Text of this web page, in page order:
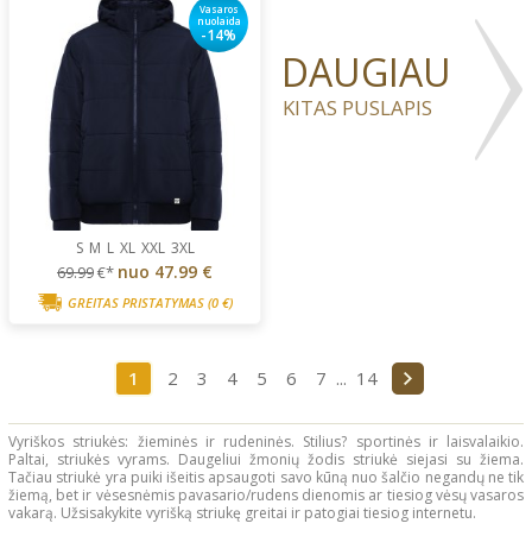
Vasaros
nuolaida
-14%
S M L XL XXL 3XL
69.99€* nuo 47.99 €
GREITAS PRISTATYMAS (0 €)
DAUGIAU
KITAS PUSLAPIS
1 2 3 4 5 6 7 ... 14
Vyriškos striukės: žieminės ir rudeninės. Stilius? sportinės ir laisvalaikio.
Paltai, striukės vyrams. Daugeliui žmonių žodis striukė siejasi su žiema.
Tačiau striukė yra puiki išeitis apsaugoti savo kūną nuo šalčio negandų ne tik
žiemą, bet ir vėsesnėmis pavasario/rudens dienomis ar tiesiog vėsų vasaros
vakarą. Užsisakykite vyrišką striukę greitai ir patogiai tiesiog internetu.